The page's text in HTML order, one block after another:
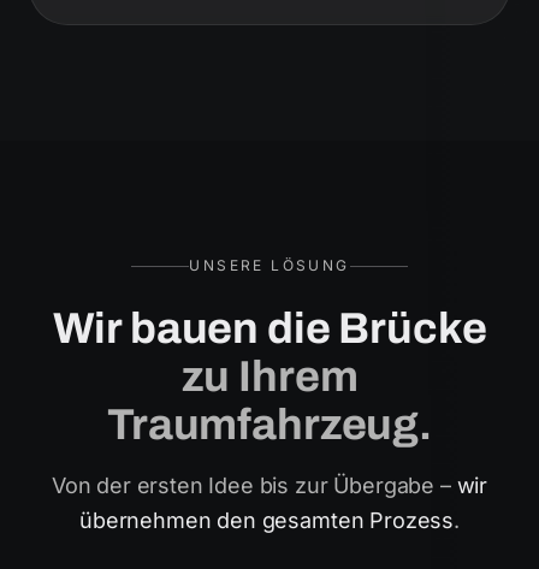
UNSERE LÖSUNG
Wir bauen die Brücke
zu Ihrem
Traumfahrzeug.
Von der ersten Idee bis zur Übergabe – wir
übernehmen den gesamten Prozess.